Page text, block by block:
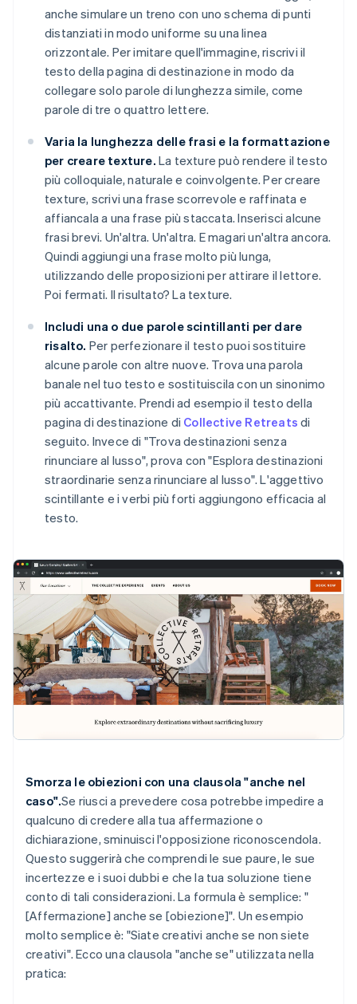
anche simulare un treno con uno schema di punti
distanziati in modo uniforme su una linea
orizzontale. Per imitare quell'immagine, riscrivi il
testo della pagina di destinazione in modo da
collegare solo parole di lunghezza simile, come
parole di tre o quattro lettere.
Varia la lunghezza delle frasi e la formattazione
per creare texture. La texture può rendere il testo
più colloquiale, naturale e coinvolgente. Per creare
texture, scrivi una frase scorrevole e raffinata e
affiancala a una frase più staccata. Inserisci alcune
frasi brevi. Un'altra. Un'altra. E magari un'altra ancora.
Quindi aggiungi una frase molto più lunga,
utilizzando delle proposizioni per attirare il lettore.
Poi fermati. Il risultato? La texture.
Includi una o due parole scintillanti per dare
risalto. Per perfezionare il testo puoi sostituire
alcune parole con altre nuove. Trova una parola
banale nel tuo testo e sostituiscila con un sinonimo
più accattivante. Prendi ad esempio il testo della
pagina di destinazione di Collective Retreats di
seguito. Invece di "Trova destinazioni senza
rinunciare al lusso", prova con "Esplora destinazioni
straordinarie senza rinunciare al lusso". L'aggettivo
scintillante e i verbi più forti aggiungono efficacia al
testo.
Smorza le obiezioni con una clausola "anche nel
caso".Se riusci a prevedere cosa potrebbe impedire a
qualcuno di credere alla tua affermazione o
dichiarazione, sminuisci l'opposizione riconoscendola.
Questo suggerirà che comprendi le sue paure, le sue
incertezze e i suoi dubbi e che la tua soluzione tiene
conto di tali considerazioni. La formula è semplice: "
[Affermazione] anche se [obiezione]". Un esempio
molto semplice è: "Siate creativi anche se non siete
creativi". Ecco una clausola "anche se" utilizzata nella
pratica: